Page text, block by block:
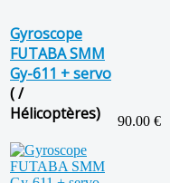
Gyroscope
FUTABA SMM
Gy-611 + servo
( /
Hélicoptères)
90.00 €